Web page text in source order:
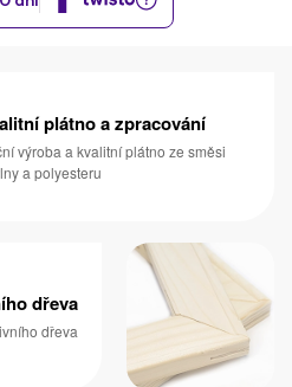
plátno a zpracování
výroba a kvalitní plátno ze směsi
a polyesteru
dřeva
dřeva